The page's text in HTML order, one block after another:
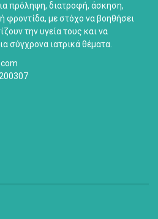
πρόληψη, διατροφή, άσκηση,
φροντίδα, με στόχο να βοηθήσει
την υγεία τους και να
σύγχρονα ιατρικά θέματα.